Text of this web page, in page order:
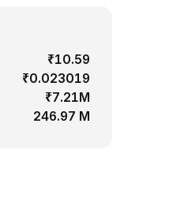
₹10.59
₹0.023019
₹7.21M
246.97 M